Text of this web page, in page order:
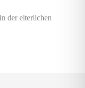
der elter­lichen